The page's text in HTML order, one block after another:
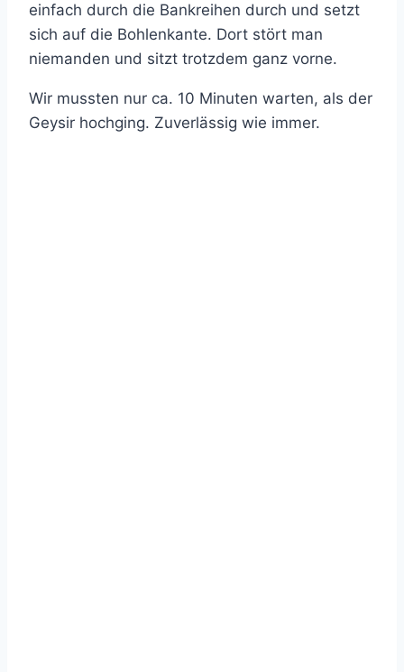
einfach durch die Bankreihen durch und setzt
sich auf die Bohlenkante. Dort stört man
niemanden und sitzt trotzdem ganz vorne.
Wir mussten nur ca. 10 Minuten warten, als der
Geysir hochging. Zuverlässig wie immer.